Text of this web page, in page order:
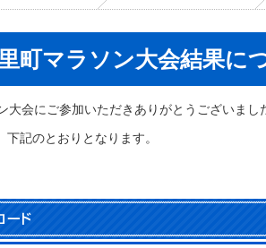
町マラソン大会結果に
大会にご参加いただきありがとうございまし
記のとおりとなります。